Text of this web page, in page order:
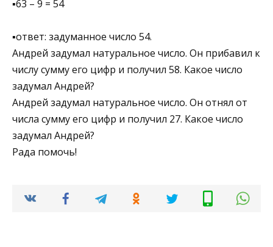
▪63 – 9 = 54
▪ответ: задуманное число 54.
Андрей задумал натуральное число. Он прибавил к
числу сумму его цифр и получил 58. Какое число
задумал Андрей?
Андрей задумал натуральное число. Он отнял от
числа сумму его цифр и получил 27. Какое число
задумал Андрей?
Рада помочь!